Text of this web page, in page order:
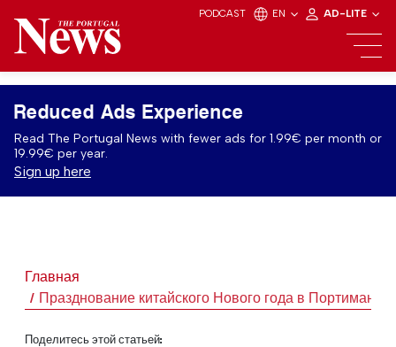
PODCAST EN AD-LITE
Reduced Ads Experience
Read The Portugal News with fewer ads for 1.99€ per month or
19.99€ per year.
Sign up here
Главная
Празднование китайского Нового года в Портимане
Поделитесь этой статьей: